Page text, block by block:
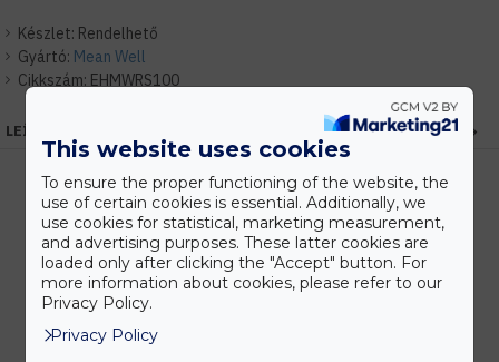
Készlet: Rendelhető
Gyártó: Mean Well
Cikkszám: EHMWRS100
LEÍRÁS
Kedvezmények
Vásárolj nagyobb mennyiségben és megadjuk a legjobb gyártói árakat.
This website uses cookies
To ensure the proper functioning of the website, the
use of certain cookies is essential. Additionally, we
use cookies for statistical, marketing measurement,
and advertising purposes. These latter cookies are
loaded only after clicking the "Accept" button. For
more information about cookies, please refer to our
Privacy Policy.
Privacy Policy